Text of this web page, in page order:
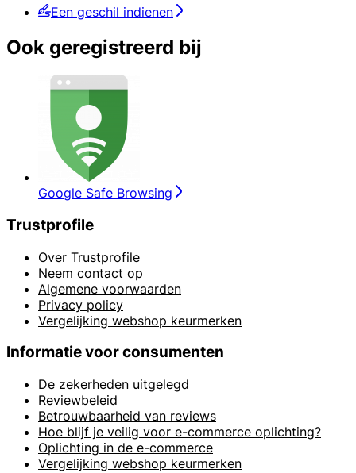
Een geschil indienen
Ook geregistreerd bij
Google Safe Browsing
Trustprofile
Over Trustprofile
Neem contact op
Algemene voorwaarden
Privacy policy
Vergelijking webshop keurmerken
Informatie voor consumenten
De zekerheden uitgelegd
Reviewbeleid
Betrouwbaarheid van reviews
Hoe blijf je veilig voor e-commerce oplichting?
Oplichting in de e-commerce
Vergelijking webshop keurmerken